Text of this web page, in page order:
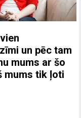
un pēc tam
mums ar šo
mums tik ļoti